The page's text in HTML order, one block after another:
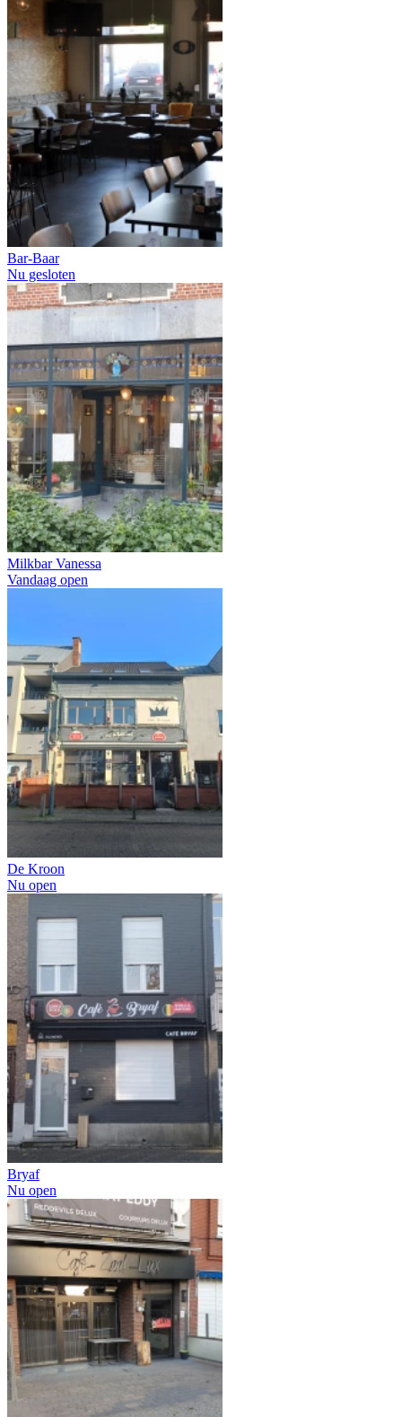
Bar-Baar
Nu gesloten
Milkbar Vanessa
Vandaag open
De Kroon
Nu open
Bryaf
Nu open